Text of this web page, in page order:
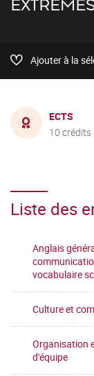
Ajouter à la
ECTS
10 crédits
Liste des
Anglais
vocabulaire
Culture et
Organisation
d'équipe